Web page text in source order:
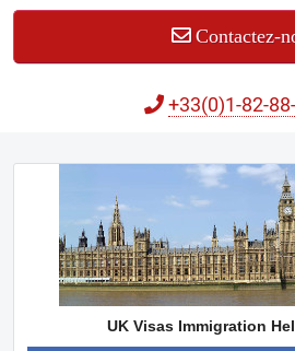
Contactez-
+33(0)1-82-
UK Visas Immigration